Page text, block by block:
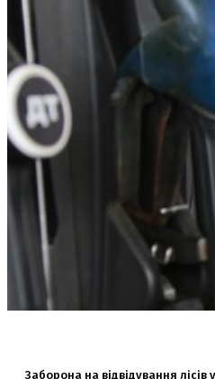
Заборона на відвідування лісів у